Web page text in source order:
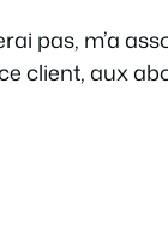
pas, m’a
client, aux